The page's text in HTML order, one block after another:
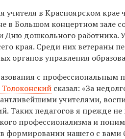
учителя в Красноярском крае
в Большом концертном зале
дошкольного работника.
края. Среди них ветераны
органов управления
с профессиональным
сказал: «За
учителями,
Таких педагогов я прежде
профессионализма и
в формировании нашего с вами